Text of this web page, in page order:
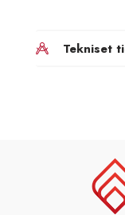
Tekniset